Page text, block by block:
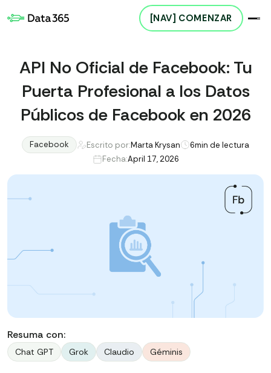
[NAV] COMENZAR
API No Oficial de Facebook: Tu
Puerta Profesional a los Datos
Públicos de Facebook en 2026
Facebook Escrito por:Marta Krysan 6min de lectura
Fecha:April 17, 2026
Resuma con:
Chat GPT Grok Claudio Géminis